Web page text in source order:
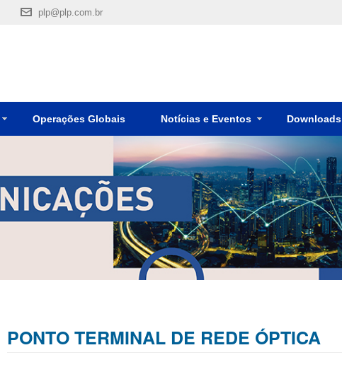
plp@plp.com.br
Operações Globais Notícias e Eventos Downloads
PONTO TERMINAL DE REDE ÓPTICA